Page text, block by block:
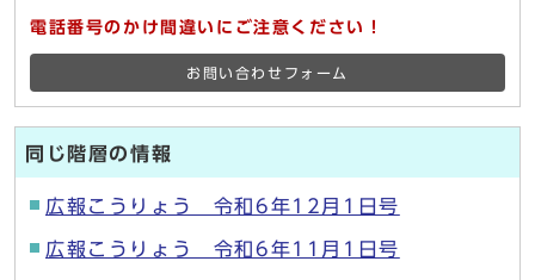
電話番号のかけ間違いにご注意ください！
お問い合わせフォーム
同じ階層の情報
広報こうりょう 令和6年12月1日号
広報こうりょう 令和6年11月1日号